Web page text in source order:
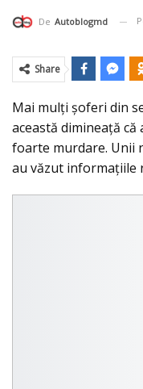
De Autoblogmd
Share
Mai mulţi şoferi din
această dimineaţă
foarte murdare. Unii
au văzut informaţiile